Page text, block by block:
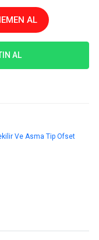
AL
AL
Ve Asma Tip Ofset